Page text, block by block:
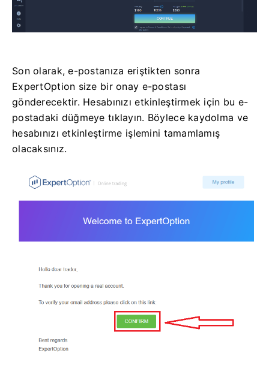
Son olarak, e-postanıza eriştikten sonra
ExpertOption size bir onay e-postası
gönderecektir. Hesabınızı etkinleştirmek için bu e-
postadaki düğmeye tıklayın. Böylece kaydolma ve
hesabınızı etkinleştirme işlemini tamamlamış
olacaksınız.